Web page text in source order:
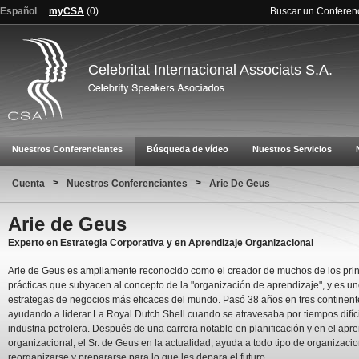
Español myCSA (0) Buscar un
Celebritat Internacional Associats S.A.
Nuestros Conferenciantes Búsqueda de vídeo Nuestros Servicios
Cuenta > Nuestros Conferenciantes > Arie De Geus
Arie de Geus
Experto en Estrategia Corporativa y en Aprendizaje Organizacional
Arie de Geus es ampliamente reconocido como el creador de muchos de los
prácticas que subyacen al concepto de la "organización de aprendizaje", y es
estrategas de negocios más eficaces del mundo. Pasó 38 años en tres
ayudando a liderar La Royal Dutch Shell cuando se atravesaba por tiempos
industria petrolera. Después de una carrera notable en planificación y en el
organizacional, el Sr. de Geus en la actualidad, ayuda a todo tipo de